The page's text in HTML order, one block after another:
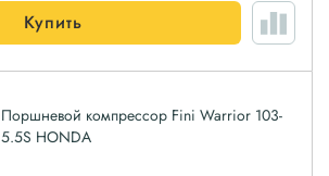
Купить
Поршневой компрессор Fini Warrior 103-
5.5S HONDA